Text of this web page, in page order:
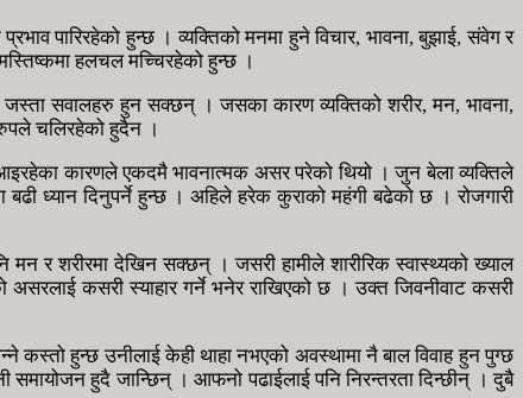
पारिरहेको हुन्छ । व्यक्तिको मनमा हुने विचार, भावना, बुझाई, संवेग र
हलचल मच्चिरहेको हुन्छ ।
जस्ता सवालहरु हुन सक्छन् । जसका कारण व्यक्तिको शरीर, मन, भावना,
चलिरहेको हुदैन ।
कारणले एकदमै भावनात्मक असर परेको थियो । जुन बेला व्यक्तिले
ध्यान दिनुपर्ने हुन्छ । अहिले हरेक कुराको महंगी बढेको छ । रोजगारी
शरीरमा देखिन सक्छन् । जसरी हामीले शारीरिक स्वास्थ्यको ख्याल
असरलाई कसरी स्याहार गर्ने भनेर राखिएको छ । उक्त जिवनीवाट कसरी
हुन्छ उनीलाई केही थाहा नभएको अवस्थामा नै बाल विवाह हुन पुग्छ
समायोजन हुदै जान्छिन् । आफनो पढाईलाई पनि निरन्तरता दिन्छीन् । दुबै